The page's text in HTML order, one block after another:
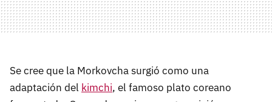
Se cree que la Morkovcha surgió como una
adaptación del kimchi, el famoso plato coreano